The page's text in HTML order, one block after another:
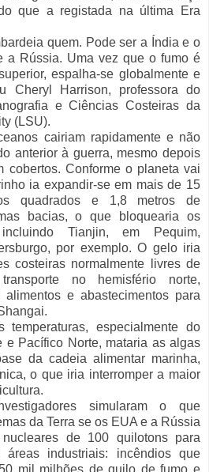
que a registada na última Era
quem. Pode ser a Índia e o
a Rússia. Uma vez que o fumo é
espalha-se globalmente e
Cheryl Harrison, professora do
e Ciências Costeiras da
(LSU).
cairiam rapidamente e não
anterior à guerra, mesmo depois
cobertos. Conforme o planeta vai
ia expandir-se em mais de 15
quadrados e 1,8 metros de
bacias, o que bloquearia os
Tianjin, em Pequim,
por exemplo. O gelo iria
costeiras normalmente livres de
no hemisfério norte,
e abastecimentos para
temperaturas, especialmente do
e Pacífico Norte, mataria as algas
da cadeia alimentar marinha,
o que iria interromper a maior
simularam o que
da Terra se os EUA e a Rússia
de 100 quilotons para
áreas industriais: incêndios que
mil milhões de quilo de fumo e